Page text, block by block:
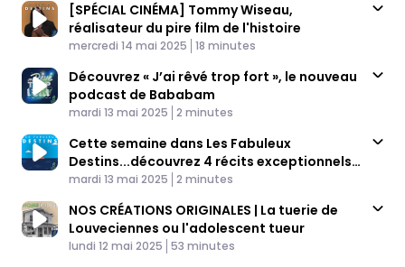
[SPÉCIAL CINÉMA] Tommy Wiseau,
réalisateur du pire film de l'histoire
Published At
mercredi 14 mai 2025 Time
18 minutes
Découvrez « J’ai rêvé trop fort », le nouveau
podcast de Bababam
Published At
mardi 13 mai 2025 Time
2 minutes
Cette semaine dans Les Fabuleux
Destins...découvrez 4 récits exceptionnels
sur le cinéma
Published At
mardi 13 mai 2025 Time
2 minutes
NOS CRÉATIONS ORIGINALES | La tuerie de
Louveciennes ou l'adolescent tueur
Published At
lundi 12 mai 2025 Time
53 minutes